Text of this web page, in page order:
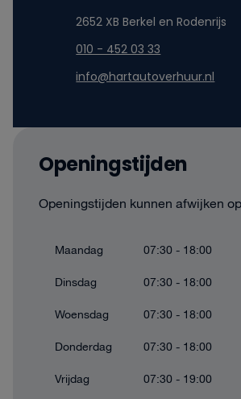
2652 XB Berkel en Rodenrijs
010 - 452 03 33
info@hartautoverhuur.nl
Openingstijden
Openingstijden kunnen afwijken
Maandag
07:30 - 18:00
Dinsdag
07:30 - 18:00
Woensdag
07:30 - 18:00
Donderdag
07:30 - 18:00
Vrijdag
07:30 - 19:00